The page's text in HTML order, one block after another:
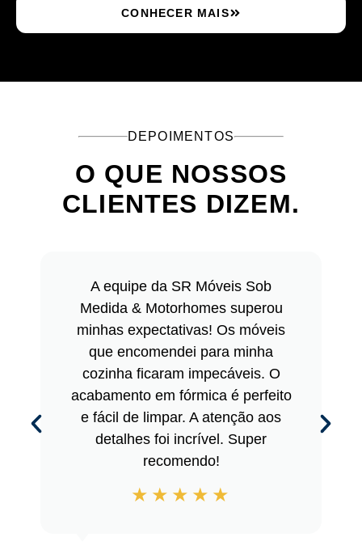
CONHECER MAIS
DEPOIMENTOS
O QUE NOSSOS
CLIENTES DIZEM.
A equipe da SR Móveis Sob
Medida & Motorhomes superou
minhas expectativas! Os móveis
que encomendei para minha
cozinha ficaram impecáveis. O
acabamento em fórmica é perfeito
e fácil de limpar. A atenção aos
detalhes foi incrível. Super
recomendo!